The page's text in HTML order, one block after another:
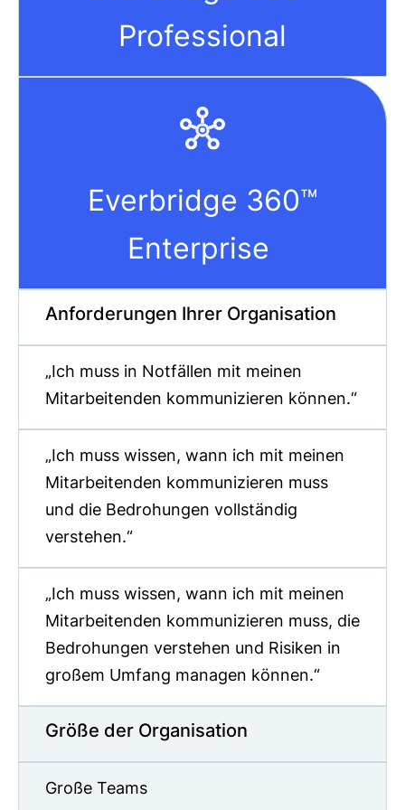
Professional
Everbridge 360™
Enterprise
Anforderungen Ihrer Organisation
„Ich muss in Notfällen mit meinen
Mitarbeitenden kommunizieren können.“
„Ich muss wissen, wann ich mit meinen
Mitarbeitenden kommunizieren muss
und die Bedrohungen vollständig
verstehen.“
„Ich muss wissen, wann ich mit meinen
Mitarbeitenden kommunizieren muss, die
Bedrohungen verstehen und Risiken in
großem Umfang managen können.“
Größe der Organisation
Große Teams